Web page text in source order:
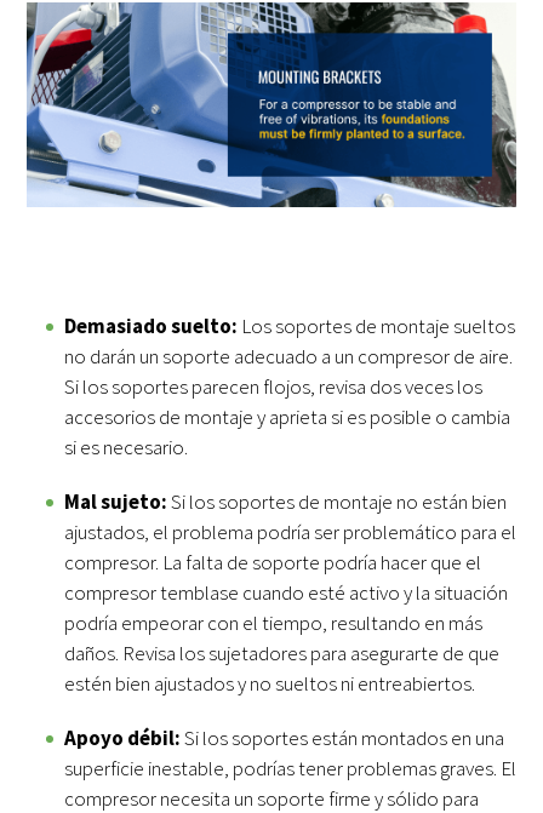
Demasiado suelto: Los soportes de montaje sueltos
no darán un soporte adecuado a un compresor de aire.
Si los soportes parecen flojos, revisa dos veces los
accesorios de montaje y aprieta si es posible o cambia
si es necesario.
Mal sujeto:Si los soportes de montaje no están bien
ajustados, el problema podría ser problemático para el
compresor. La falta de soporte podría hacer que el
compresor temblase cuando esté activo y la situación
podría empeorar con el tiempo, resultando en más
daños. Revisa los sujetadores para asegurarte de que
estén bien ajustados y no sueltos ni entreabiertos.
Apoyo débil:Si los soportes están montados en una
superficie inestable, podrías tener problemas graves. El
compresor necesita un soporte firme y sólido para